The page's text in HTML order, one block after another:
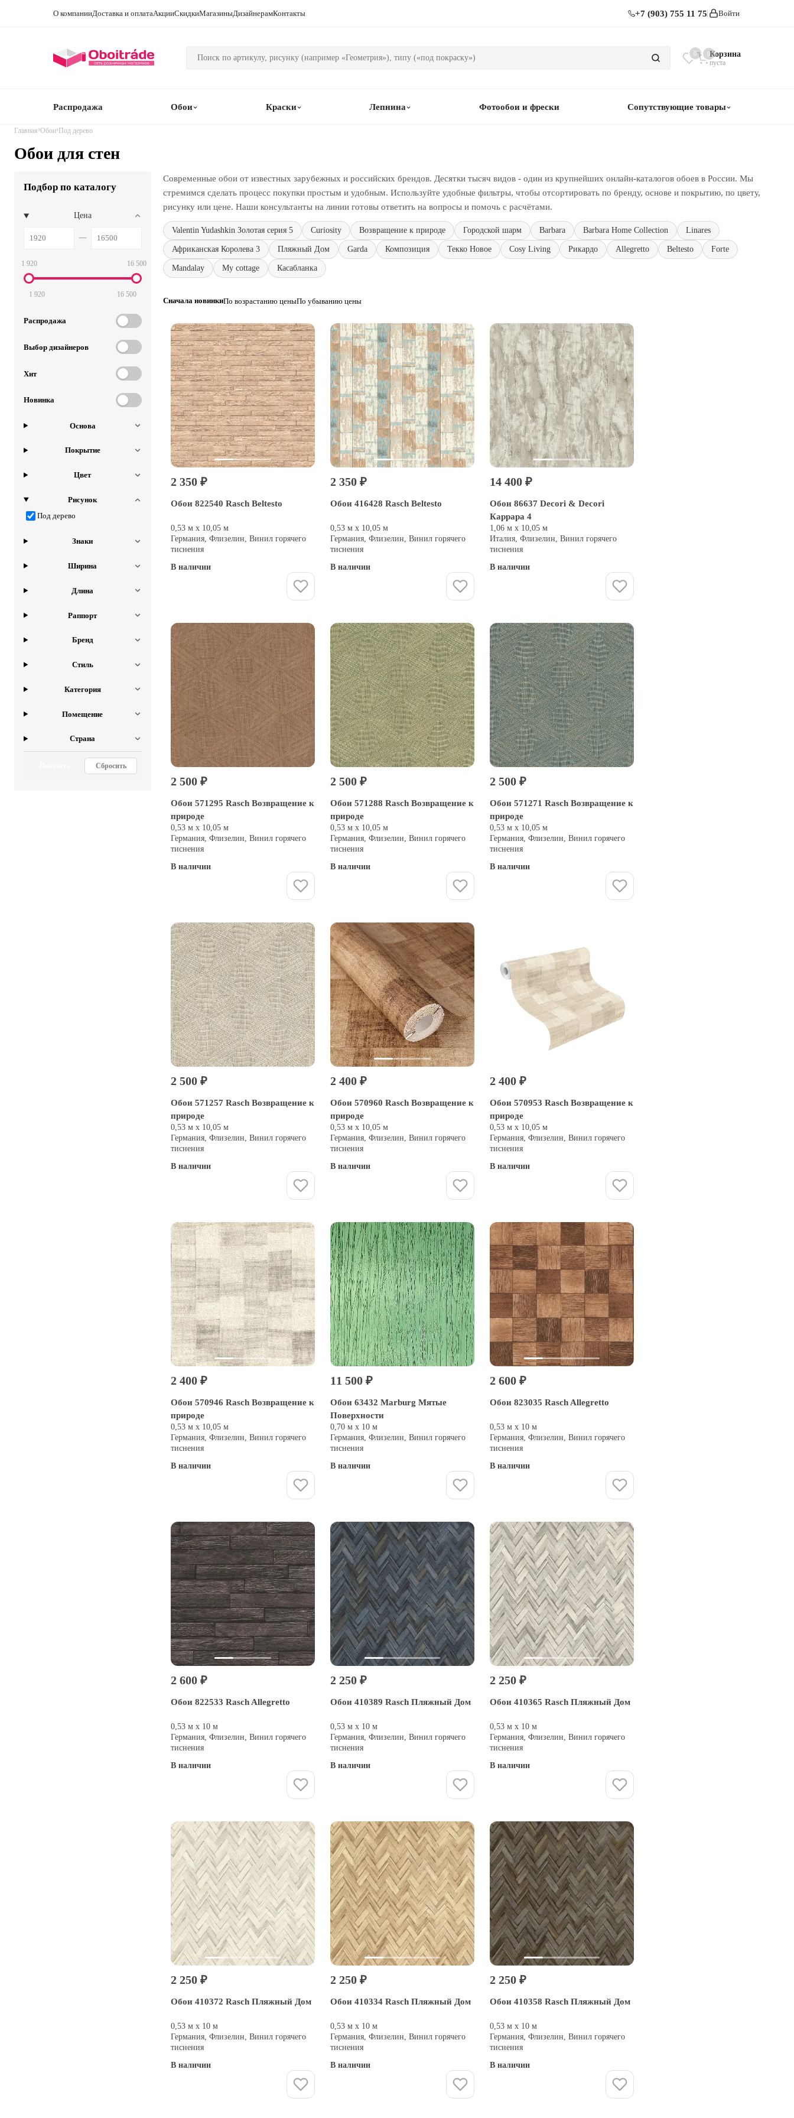
О компанииДоставка и оплатаАкцииСкидкиМагазиныДизайнерамКонтакты +7 (903) 755 11 75 Войти
0 0Корзина
пуста
Распродажа Обои Краски Лепнина Фотообои и фрески Сопутствующие товары
Главная›Обои›Под дерево
Обои для стен
Подбор по каталогу
Цена
1 920 16 500
1 920 16 500
Распродажа
Выбор дизайнеров
Хит
Новинка
Основа
Покрытие
Цвет
Рисунок
Под дерево
Знаки
Ширина
Длина
Раппорт
Бренд
Стиль
Категория
Помещение
Страна
Сбросить
Современные обои от известных зарубежных и российских брендов. Десятки тысяч видов - один из крупнейших онлайн-каталогов обоев в России. Мы
стремимся сделать процесс покупки простым и удобным. Используйте удобные фильтры, чтобы отсортировать по бренду, основе и покрытию, по цвету,
рисунку или цене. Наши консультанты на линии готовы ответить на вопросы и помочь с расчётами.
Valentin Yudashkin Золотая серия 5 Curiosity Возвращение к природе Городской шарм Barbara Barbara Home Collection Linares
Африканская Королева 3 Пляжный Дом Garda Композиция Текко Новое Cosy Living Рикардо Allegretto Beltesto Forte
Mandalay My cottage Касабланка
Сначала новинкиПо возрастанию ценыПо убыванию цены
2 350 ₽
Обои 822540 Rasch Beltesto
0,53 м х 10,05 м
Германия, Флизелин, Винил горячего
тиснения
В наличии
2 350 ₽
Обои 416428 Rasch Beltesto
0,53 м х 10,05 м
Германия, Флизелин, Винил горячего
тиснения
В наличии
14 400 ₽
Обои 86637 Decori & Decori
Каррара 4
1,06 м х 10,05 м
Италия, Флизелин, Винил горячего
тиснения
В наличии
2 500 ₽
Обои 571295 Rasch Возвращение к
природе
0,53 м х 10,05 м
Германия, Флизелин, Винил горячего
тиснения
В наличии
2 500 ₽
Обои 571288 Rasch Возвращение к
природе
0,53 м х 10,05 м
Германия, Флизелин, Винил горячего
тиснения
В наличии
2 500 ₽
Обои 571271 Rasch Возвращение к
природе
0,53 м х 10,05 м
Германия, Флизелин, Винил горячего
тиснения
В наличии
2 500 ₽
Обои 571257 Rasch Возвращение к
природе
0,53 м х 10,05 м
Германия, Флизелин, Винил горячего
тиснения
В наличии
2 400 ₽
Обои 570960 Rasch Возвращение к
природе
0,53 м х 10,05 м
Германия, Флизелин, Винил горячего
тиснения
В наличии
2 400 ₽
Обои 570953 Rasch Возвращение к
природе
0,53 м х 10,05 м
Германия, Флизелин, Винил горячего
тиснения
В наличии
2 400 ₽
Обои 570946 Rasch Возвращение к
природе
0,53 м х 10,05 м
Германия, Флизелин, Винил горячего
тиснения
В наличии
11 500 ₽
Обои 63432 Marburg Мятые
Поверхности
0,70 м х 10 м
Германия, Флизелин, Винил горячего
тиснения
В наличии
2 600 ₽
Обои 823035 Rasch Allegretto
0,53 м х 10 м
Германия, Флизелин, Винил горячего
тиснения
В наличии
2 600 ₽
Обои 822533 Rasch Allegretto
0,53 м х 10 м
Германия, Флизелин, Винил горячего
тиснения
В наличии
2 250 ₽
Обои 410389 Rasch Пляжный Дом
0,53 м х 10 м
Германия, Флизелин, Винил горячего
тиснения
В наличии
2 250 ₽
Обои 410365 Rasch Пляжный Дом
0,53 м х 10 м
Германия, Флизелин, Винил горячего
тиснения
В наличии
2 250 ₽
Обои 410372 Rasch Пляжный Дом
0,53 м х 10 м
Германия, Флизелин, Винил горячего
тиснения
В наличии
2 250 ₽
Обои 410334 Rasch Пляжный Дом
0,53 м х 10 м
Германия, Флизелин, Винил горячего
тиснения
В наличии
2 250 ₽
Обои 410358 Rasch Пляжный Дом
0,53 м х 10 м
Германия, Флизелин, Винил горячего
тиснения
В наличии